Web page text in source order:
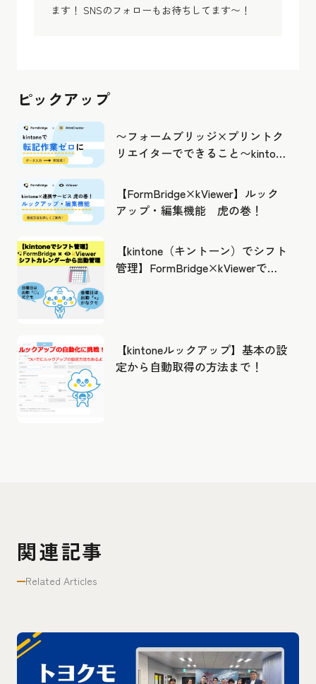
ます！ SNSのフォローもお待ちしてます〜！
ピックアップ
〜フォームブリッジ×プリントク
リエイターでできること〜kintone
【FormBridge×kViewer】ルック
アップ・編集機能 虎の巻！
【kintone（キントーン）でシフト
管理】FormBridge×kViewerで作
【kintoneルックアップ】基本の設
定から自動取得の方法まで！
関連記事
Related Articles